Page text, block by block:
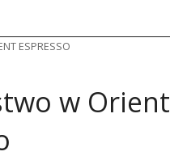
ESPRESSO
w Orient